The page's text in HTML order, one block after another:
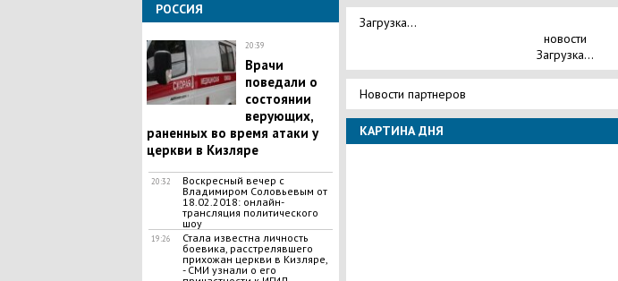
РОССИЯ
20:39
​Врачи
поведали о
состоянии
верующих,
раненных во время атаки у
церкви в Кизляре
20:32
Воскресный вечер с
Владимиром Соловьевым от
18.02.2018: онлайн-
трансляция политического
шоу
19:26
​Стала известна личность
боевика, расстрелявшего
прихожан церкви в Кизляре,
- СМИ узнали о его
Загрузка...
новости
Загрузка...
Новости партнеров
КАРТИНА ДНЯ